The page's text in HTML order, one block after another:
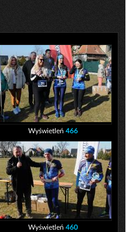
Wyświetleń 466
Wyświetleń 460